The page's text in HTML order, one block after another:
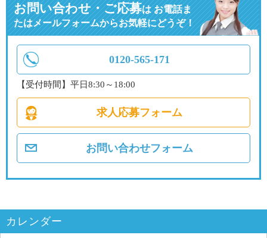
お問い合わせ・ご応募はお電話ま
たはメールフォームからお気軽にどうぞ！
0120-565-171
【受付時間】平日8:30～18:00
求人応募フォーム
お問い合わせフォーム
カレンダー